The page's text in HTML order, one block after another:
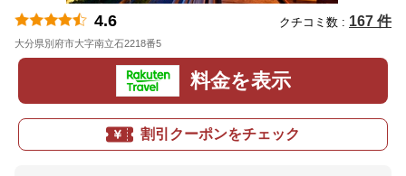
4.6 クチコミ数 : 167 件
大分県別府市大字南立石2218番5
料金を表示
割引クーポンをチェック